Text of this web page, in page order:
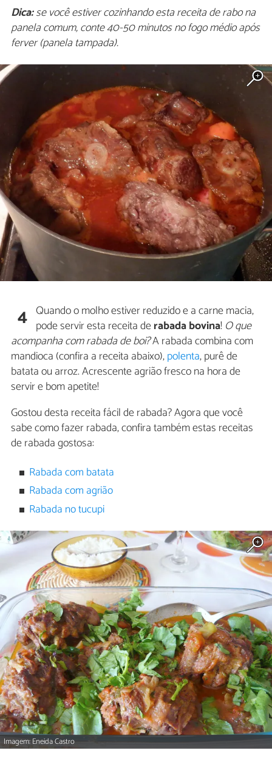
Dica:se você estiver cozinhando esta receita de rabo na
panela comum, conte 40-50 minutos no fogo médio após
ferver (panela tampada).
4 Quando o molho estiver reduzido e a carne macia,
pode servir esta receita derabada bovina! O que
acompanha com rabada de boi?A rabada combina com
mandioca (confira a receita abaixo),polenta, purê de
batata ou arroz. Acrescente agrião fresco na hora de
servir e bom apetite!
Gostou desta receita fácil de rabada? Agora que você
sabe como fazer rabada, confira também estas receitas
de rabada gostosa:
Rabada com batata
Rabada com agrião
Rabada no tucupi
Imagem: Eneida Castro